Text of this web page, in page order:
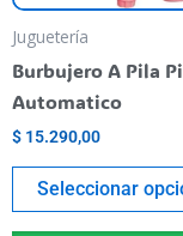
Juguetería
Burbujero A Pila
Automatico
$ 15.290,00
Seleccionar